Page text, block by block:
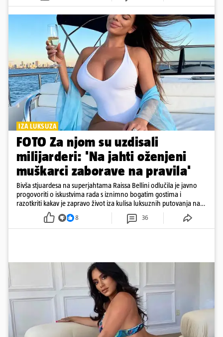
IZA LUKSUZA
FOTO Za njom su uzdisali
milijarderi: 'Na jahti oženjeni
muškarci zaborave na pravila'
Bivša stjuardesa na superjahtama Raissa Bellini odlučila je javno
progovoriti o iskustvima rada s iznimno bogatim gostima i
razotkriti kakav je zapravo život iza kulisa luksuznih putovanja na
8 36